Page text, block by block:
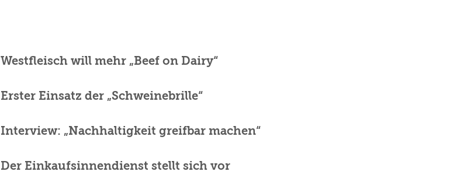
Westfleisch will mehr „Beef on Dairy“
Erster Einsatz der „Schweinebrille“
Interview: „Nachhaltigkeit greifbar machen“
Der Einkaufsinnendienst stellt sich vor